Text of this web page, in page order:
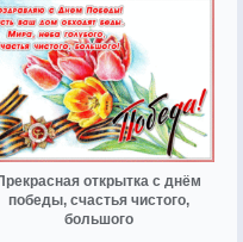
открытка с днём
победы, счастья чистого,
большого